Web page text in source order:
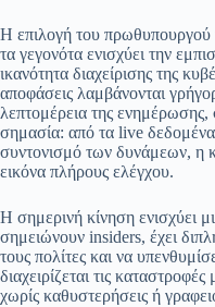
Η επιλογή του
τα γεγονότα ενισχύει την
ικανότητα διαχείρισης της
αποφάσεις λαμβάνονται
λεπτομέρεια της
σημασία: από τα live δεδομένα
συντονισμό των δυνάμεων, η
εικόνα πλήρους ελέγχου.
Η σημερινή κίνηση ενισχύει
σημειώνουν insiders, έχει
τους πολίτες και να
διαχειρίζεται τις
χωρίς καθυστερήσεις ή